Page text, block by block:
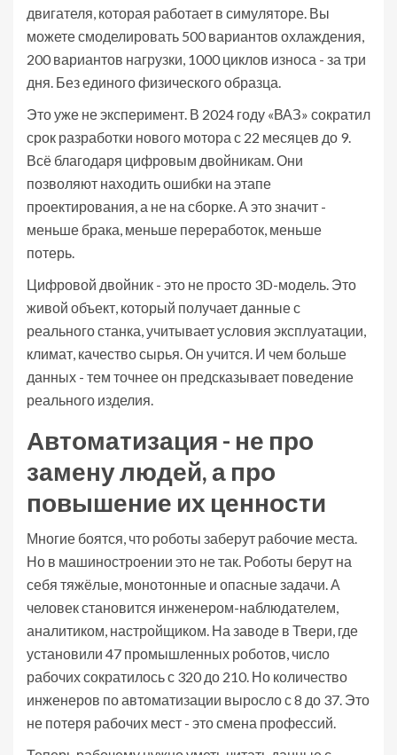
двигателя, которая работает в симуляторе. Вы
можете смоделировать 500 вариантов охлаждения,
200 вариантов нагрузки, 1000 циклов износа - за три
дня. Без единого физического образца.
Это уже не эксперимент. В 2024 году «ВАЗ» сократил
срок разработки нового мотора с 22 месяцев до 9.
Всё благодаря цифровым двойникам. Они
позволяют находить ошибки на этапе
проектирования, а не на сборке. А это значит -
меньше брака, меньше переработок, меньше
потерь.
Цифровой двойник - это не просто 3D-модель. Это
живой объект, который получает данные с
реального станка, учитывает условия эксплуатации,
климат, качество сырья. Он учится. И чем больше
данных - тем точнее он предсказывает поведение
реального изделия.
Автоматизация - не про
замену людей, а про
повышение их ценности
Многие боятся, что роботы заберут рабочие места.
Но в машиностроении это не так. Роботы берут на
себя тяжёлые, монотонные и опасные задачи. А
человек становится инженером-наблюдателем,
аналитиком, настройщиком. На заводе в Твери, где
установили 47 промышленных роботов, число
рабочих сократилось с 320 до 210. Но количество
инженеров по автоматизации выросло с 8 до 37. Это
не потеря рабочих мест - это смена профессий.